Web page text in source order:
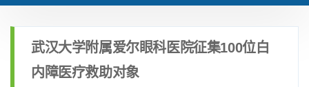
武汉大学附属爱尔眼科医院征集100位白
内障医疗救助对象